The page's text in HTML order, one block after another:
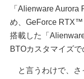
「Alienware Aurora
め、GeForce
搭載した「
BTOカスタマイズで
と言うわけで、さ